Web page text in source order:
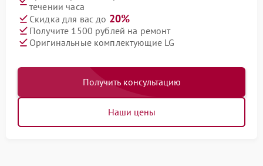
течении часа
Скидка для вас до 20%
Получите 1500 рублей на ремонт
Оригинальные комплектующие LG
Получить консультацию
Наши цены